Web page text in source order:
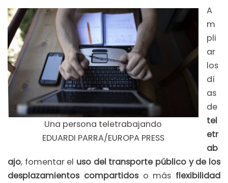
Una persona teletrabajando
EDUARDI PARRA/EUROPA PRESS
A
m
pli
ar
los
dí
as
de
tel
etr
ab
ajo, fomentar el uso del transporte público y de los
desplazamientos compartidos o más flexibilidad